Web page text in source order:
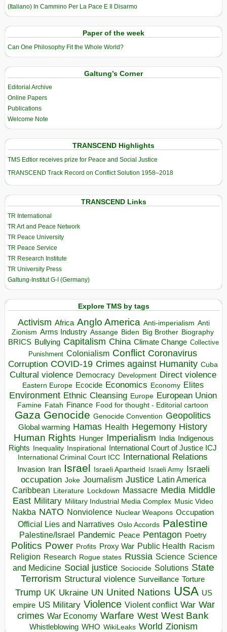
(Italiano) In Cammino Per La Pace E Il Disarmo
Paper of the week
Can One Philosophy Fit the Whole World?
Galtung’s Corner
Editorial Archive
Online Papers
Publications
Welcome Note
TRANSCEND Highlights
TMS Edtior receives prize for Peace and Social Justice
TRANSCEND Track Record on Conflict Solution 1958–2018
TRANSCEND Links
TR International
TR Art and Peace Network
TR Peace University
TR Peace Service
TR Research Institute
TR University Press
Galtung-Institut G-I (Germany)
Explore TMS by tags
Activism Africa Anglo America Anti-imperialism Anti
Zionism Arms Industry Assange Biden Big Brother Biography
BRICS Bullying Capitalism China Climate Change Collective
Punishment Colonialism Conflict Coronavirus
Corruption COVID-19 Crimes against Humanity Cuba
Cultural violence Democracy Development Direct violence
Eastern Europe Ecocide Economics Economy Elites
Environment Ethnic Cleansing Europe European Union
Famine Fatah Finance Food for thought - Editorial cartoon
Gaza Genocide Genocide Convention Geopolitics
Global warming Hamas Health Hegemony History
Human Rights Hunger Imperialism India Indigenous
Rights Inequality Inspirational
International Court of Justice ICJ
International Criminal Court ICC International Relations
Invasion Iran Israel Israeli Apartheid Israeli Army Israeli
occupation Joke Journalism Justice Latin America
Caribbean Literature Lockdown Massacre Media Middle
East Military Military Industrial Media Complex Music Video
Nakba NATO Nonviolence Nuclear Weapons Occupation
Official Lies and Narratives Oslo Accords Palestine
Palestine/Israel Pandemic Peace Pentagon Poetry
Politics Power Profits Proxy War Public Health Racism
Religion Research Rogue states Russia Science Science
and Medicine Social justice Sociocide Solutions State
Terrorism Structural violence Surveillance Torture
Trump UK Ukraine UN United Nations USA US
empire US Military Violence Violent conflict War War
crimes War Economy Warfare West West Bank
Whistleblowing WHO WikiLeaks World Zionism